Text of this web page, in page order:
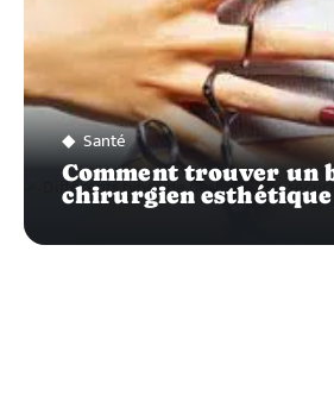
Santé
Comment trouver un
chirurgien esthétique